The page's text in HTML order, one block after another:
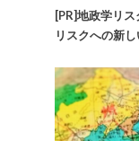
[PR]地政学リ
リスクへの新